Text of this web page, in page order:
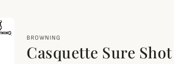
BROWNING
Casquette Sure